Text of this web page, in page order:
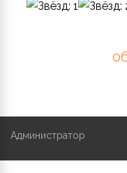
Администратор